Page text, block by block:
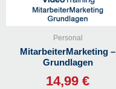
Personal
MitarbeiterMarketing –
Grundlagen
14,99 €